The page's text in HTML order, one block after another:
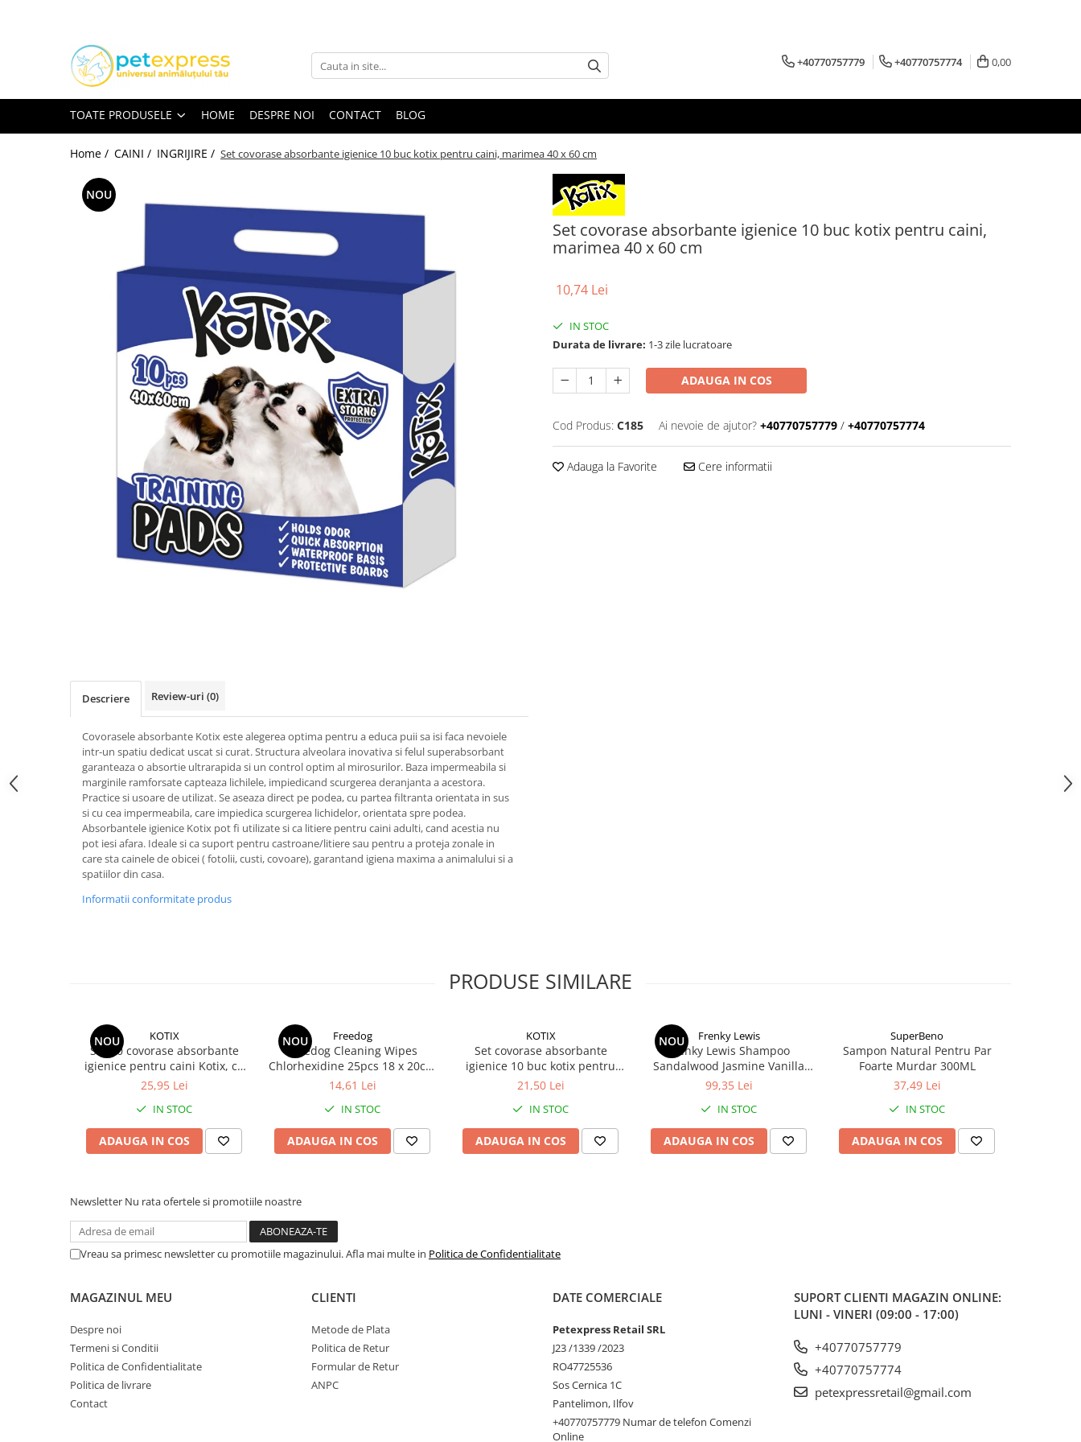
Toate Produsele
Hamuri
VITAMINE & SUPLIMENTE
PASARI EXOTICE
petexpress PLUS+
Promotii si oferte
ROZATOARE
VANZARE RAPIDA
+40770757779 +40770757774 0,00
TOATE PRODUSELE HOME DESPRE NOI CONTACT BLOG
Home / CAINI / INGRIJIRE / Set covorase absorbante igienice 10 buc kotix pentru caini, marimea 40 x 60 cm
Set covorase absorbante igienice 10 buc kotix pentru caini,
marimea 40 x 60 cm
NOU
10,74 Lei
IN STOC
Durata de livrare: 1-3 zile lucratoare
ADAUGA IN COS
Cod Produs: C185 Ai nevoie de ajutor? +40770757779 / +40770757774
Adauga la Favorite Cere informatii
Descriere Review-uri (0)
Covorasele absorbante Kotix este alegerea optima pentru a educa puii sa isi faca nevoiele
intr-un spatiu dedicat uscat si curat. Structura alveolara inovativa si felul superabsorbant
garanteaza o absortie ultrarapida si un control optim al mirosurilor. Baza impermeabila si
marginile ramforsate capteaza lichilele, impiedicand scurgerea deranjanta a acestora.
Practice si usoare de utilizat. Se aseaza direct pe podea, cu partea filtranta orientata in sus
si cu cea impermeabila, care impiedica scurgerea lichidelor, orientata spre podea.
Absorbantele igienice Kotix pot fi utilizate si ca litiere pentru caini adulti, cand acestia nu
pot iesi afara. Ideale si ca suport pentru castroane/litiere sau pentru a proteja zonale in
care sta cainele de obicei ( fotolii, custi, covoare), garantand igiena maxima a animalului si a
spatiilor din casa.
Informatii conformitate produs
PRODUSE SIMILARE
NOU KOTIX
Set 10 covorase absorbante
igienice pentru caini Kotix, cu
carbon, 60 x 90 cm
25,95 Lei
IN STOC
ADAUGA IN COS
NOU Freedog
Freedog Cleaning Wipes
Chlorhexidine 25pcs 18 x 20cm
- Servetele umede
14,61 Lei
IN STOC
ADAUGA IN COS
KOTIX
Set covorase absorbante
igienice 10 buc kotix pentru
caini, marimea 60 x 90 cm
21,50 Lei
IN STOC
ADAUGA IN COS
NOU Frenky Lewis
Frenky Lewis Shampoo
Sandalwood Jasmine Vanilla
200ML
99,35 Lei
IN STOC
ADAUGA IN COS
SuperBeno
Sampon Natural Pentru Par
Foarte Murdar 300ML
37,49 Lei
IN STOC
ADAUGA IN COS
Newsletter Nu rata ofertele si promotiile noastre
Vreau sa primesc newsletter cu promotiile magazinului. Afla mai multe in Politica de Confidentialitate
MAGAZINUL MEU
Despre noi
Termeni si Conditii
Politica de Confidentialitate
Politica de livrare
Contact
CLIENTI
Metode de Plata
Politica de Retur
Formular de Retur
ANPC
DATE COMERCIALE
Petexpress Retail SRL
J23 /1339 /2023
RO47725536
Sos Cernica 1C
Pantelimon, Ilfov
+40770757779 Numar de telefon Comenzi
Online
SUPORT CLIENTI MAGAZIN ONLINE:
LUNI - VINERI (09:00 - 17:00)
+40770757779
+40770757774
petexpressretail@gmail.com